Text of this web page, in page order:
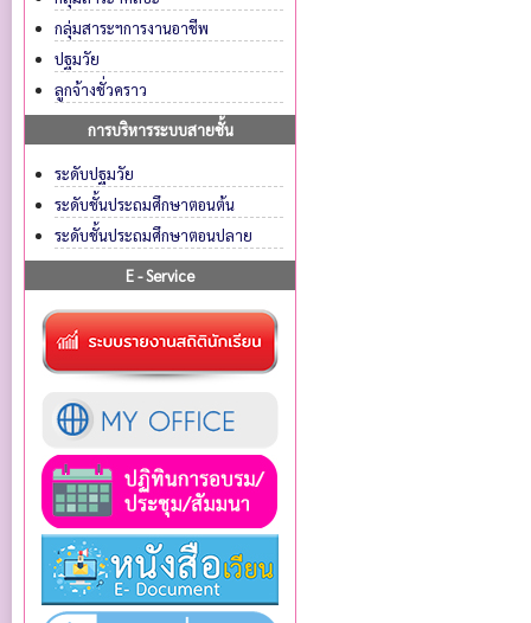
กลุ่มสาระฯการงานอาชีพ
ปฐมวัย
ลูกจ้างชั่วคราว
การบริหารระบบสายชั้น
ระดับปฐมวัย
ระดับชั้นประถมศึกษาตอนต้น
ระดับชั้นประถมศึกษาตอนปลาย
E - Service